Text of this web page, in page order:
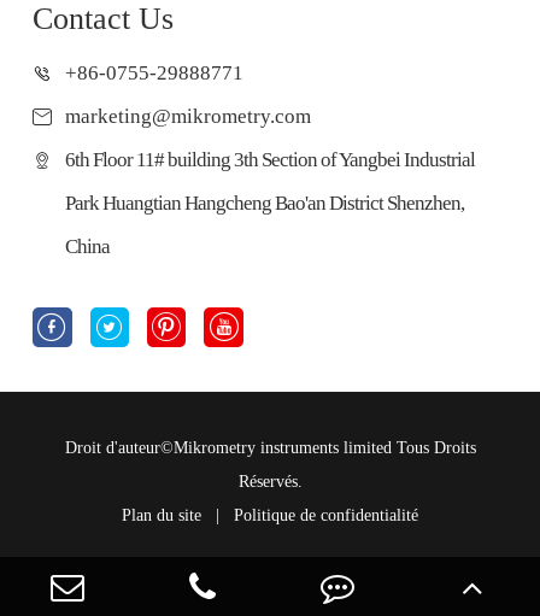
Contact Us
+86-0755-29888771
marketing@mikrometry.com
6th Floor 11# building 3th Section of Yangbei Industrial
Park Huangtian Hangcheng Bao'an District Shenzhen,
China
   
Droit d'auteur©Mikrometry instruments limited Tous Droits
Réservés.
Plan du site
Politique de confidentialité